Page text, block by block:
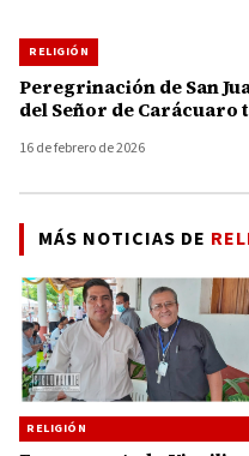
RELIGIÓN
Peregrinación de San
del Señor de
16 de febrero de 2026
MÁS NOTICIAS DE
RELIGIÓN